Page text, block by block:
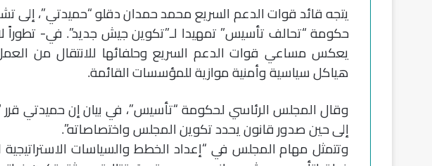
يتجه قائد قوات الدعم السريع محمد حمدان دقلو “حميدتي”،
حكومة “تحالف تأسيس” تمهيدا لـ”تكوين جيش جديد”. في- تطوراً
يعكس مساعي قوات الدعم السريع وحلفائها للانتقال من
هياكل سياسية وأمنية موازية للمؤسسات القائمة.
وقال المجلس الرئاسي لحكومة “تأسيس”، في بيان إن حميدتي
إلى حين صدور قانون يحدد تكوين المجلس واختصاصاته”.
وتتمثل مهام المجلس في “إعداد الخطط والسياسات الاستراتيجية